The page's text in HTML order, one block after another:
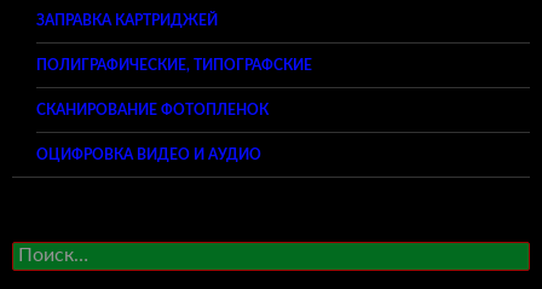
ЗАПРАВКА КАРТРИДЖЕЙ
ПОЛИГРАФИЧЕСКИЕ, ТИПОГРАФСКИЕ
СКАНИРОВАНИЕ ФОТОПЛЕНОК
ОЦИФРОВКА ВИДЕО И АУДИО
Найти: